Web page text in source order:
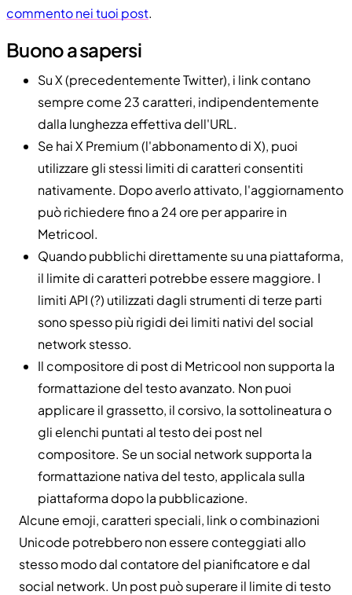
commento nei tuoi post.
Buono a sapersi
Su X (precedentemente Twitter), i link contano
sempre come 23 caratteri, indipendentemente
dalla lunghezza effettiva dell'URL.
Se hai X Premium (l'abbonamento di X), puoi
utilizzare gli stessi limiti di caratteri consentiti
nativamente. Dopo averlo attivato, l'aggiornamento
può richiedere fino a 24 ore per apparire in
Metricool.
Quando pubblichi direttamente su una piattaforma,
il limite di caratteri potrebbe essere maggiore. I
limiti API (?) utilizzati dagli strumenti di terze parti
sono spesso più rigidi dei limiti nativi del social
network stesso.
Il compositore di post di Metricool non supporta la
formattazione del testo avanzato. Non puoi
applicare il grassetto, il corsivo, la sottolineatura o
gli elenchi puntati al testo dei post nel
compositore. Se un social network supporta la
formattazione nativa del testo, applicala sulla
piattaforma dopo la pubblicazione.
Alcune emoji, caratteri speciali, link o combinazioni
Unicode potrebbero non essere conteggiati allo
stesso modo dal contatore del pianificatore e dal
social network. Un post può superare il limite di testo